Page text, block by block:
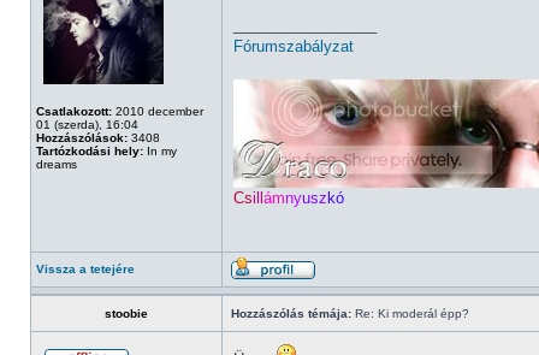
Csatlakozott: 2010 december
01 (szerda), 16:04
Hozzászólások: 3408
Tartózkodási hely: In my
dreams
Fórumszabályzat
Csill ámnyusz kó
Vissza a tetejére
stoobie Hozzászólás témája: Re: Ki moderál épp?